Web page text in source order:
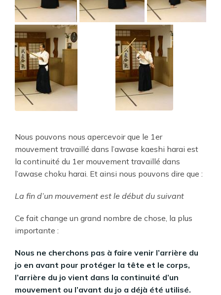
Nous pouvons nous apercevoir que le 1er
mouvement travaillé dans l’awase kaeshi harai est
la continuité du 1er mouvement travaillé dans
l’awase choku harai. Et ainsi nous pouvons dire que :
La fin d’un mouvement est le début du suivant
Ce fait change un grand nombre de chose, la plus
importante :
Nous ne cherchons pas à faire venir l’arrière du
jo en avant pour protéger la tête et le corps,
l’arrière du jo vient dans la continuité d’un
mouvement ou l’avant du jo a déjà été utilisé.